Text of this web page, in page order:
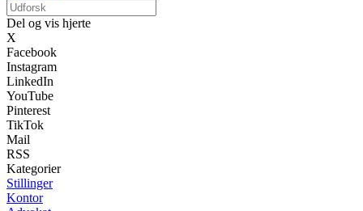
Del og vis hjerte
X
Facebook
Instagram
LinkedIn
YouTube
Pinterest
TikTok
Mail
RSS
Kategorier
Stillinger
Kontor